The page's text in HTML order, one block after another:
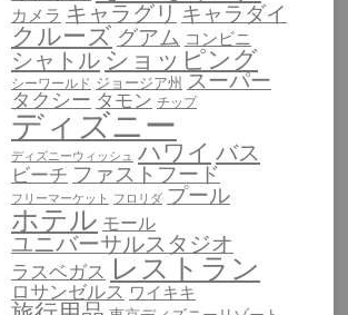
カメラ キャラグリ キャラダイ
クルーズ グアム コンビニ
シャトル ショッピング
シーワールド ジョージア州 スーパー
タクシー タモン チップ
ディズニー
ディズニーウィッシュ ハワイ バス
ビーチ ファストフード
フリーマーケット フロリダ プール
ホテル モール
ユニバーサルスタジオ
ラスベガス レストラン
ロサンゼルス ワイキキ